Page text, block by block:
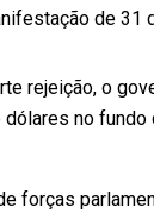
de 31
rejeição, o
no
forças